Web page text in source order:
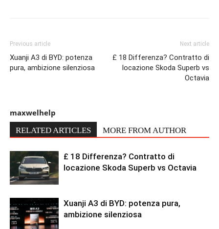
Previous article
Xuanji A3 di BYD: potenza
pura, ambizione silenziosa
Next article
£ 18 Differenza? Contratto di
locazione Skoda Superb vs
Octavia
maxwelhelp
RELATED ARTICLES MORE FROM AUTHOR
£ 18 Differenza? Contratto di
locazione Skoda Superb vs Octavia
Xuanji A3 di BYD: potenza pura,
ambizione silenziosa